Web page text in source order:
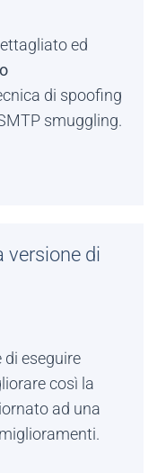
ed
di spoofing
smuggling.
versione di
eseguire
così la
ad una